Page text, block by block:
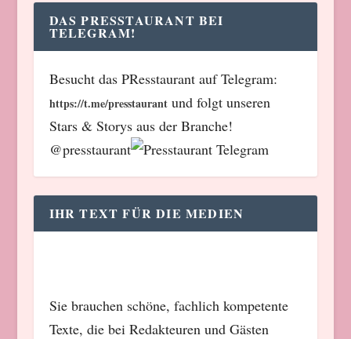
DAS PRESSTAURANT BEI
TELEGRAM!
Besucht das PResstaurant auf Telegram:
https://t.me/presstaurantund folgt unseren
Stars & Storys aus der Branche!
@presstaurant
IHR TEXT FÜR DIE MEDIEN
Sie brauchen schöne, fachlich kompetente
Texte, die bei Redakteuren und Gästen